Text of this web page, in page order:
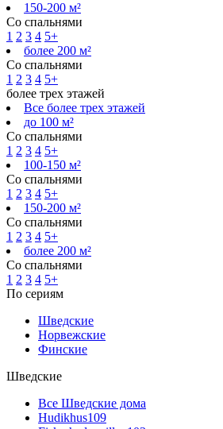
150-200 м²
Со спальнями
1 2 3 4 5+
более 200 м²
Со спальнями
1 2 3 4 5+
более трех этажей
Все более трех этажей
до 100 м²
Со спальнями
1 2 3 4 5+
100-150 м²
Со спальнями
1 2 3 4 5+
150-200 м²
Со спальнями
1 2 3 4 5+
более 200 м²
Со спальнями
1 2 3 4 5+
По сериям
Шведские
Норвежские
Финские
Шведские
Все Шведские дома
Hudikhus109